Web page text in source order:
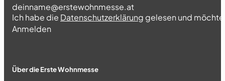
Section
Ich habe die Datenschutzerklärung gelesen und
Abschnitt
Anmelden
Über die Erste Wohnmesse